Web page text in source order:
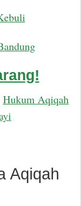
Hukum Aqiqah
Aqiqah